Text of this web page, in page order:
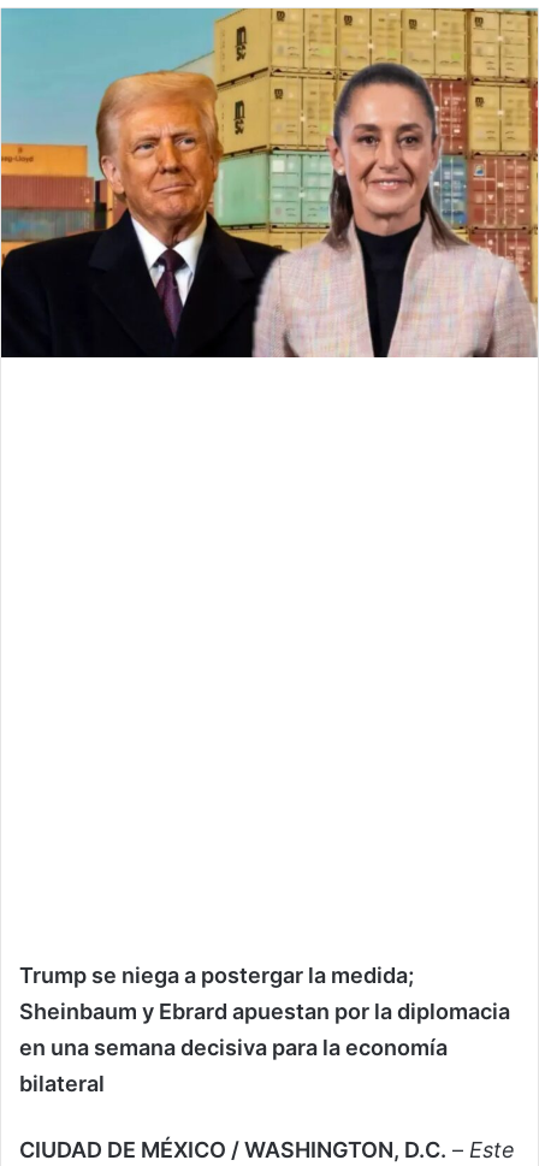
email
Trump se niega a postergar la medida;
Sheinbaum y Ebrard apuestan por la diplomacia
en una semana decisiva para la economía
bilateral
CIUDAD DE MÉXICO / WASHINGTON, D.C. – Este